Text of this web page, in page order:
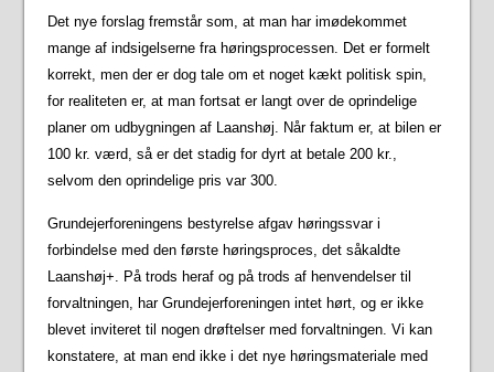
Det nye forslag fremstår som, at man har imødekommet
mange af indsigelserne fra høringsprocessen. Det er formelt
korrekt, men der er dog tale om et noget kækt politisk spin,
for realiteten er, at man fortsat er langt over de oprindelige
planer om udbygningen af Laanshøj. Når faktum er, at bilen er
100 kr. værd, så er det stadig for dyrt at betale 200 kr.,
selvom den oprindelige pris var 300.
Grundejerforeningens bestyrelse afgav høringssvar i
forbindelse med den første høringsproces, det såkaldte
Laanshøj+. På trods heraf og på trods af henvendelser til
forvaltningen, har Grundejerforeningen intet hørt, og er ikke
blevet inviteret til nogen drøftelser med forvaltningen. Vi kan
konstatere, at man end ikke i det nye høringsmateriale med